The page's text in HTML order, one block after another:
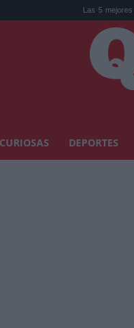
Las 5 mejores playas de
CURIOSAS DEPORTES